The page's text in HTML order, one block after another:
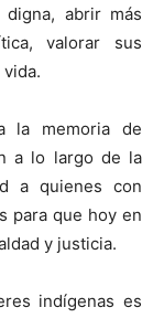
abrir más
valorar sus
la memoria de
a lo largo de la
a quienes con
para que hoy en
y justicia.
indígenas es